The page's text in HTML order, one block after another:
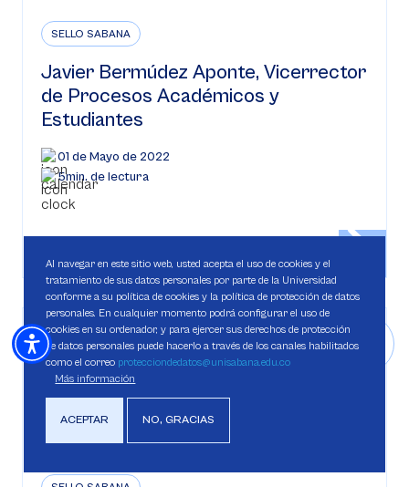
SELLO SABANA
Javier Bermúdez Aponte, Vicerrector
de Procesos Académicos y
Estudiantes
01 de Mayo de 2022
5min. de lectura
Al navegar en este sitio web, usted acepta el uso de cookies y el
tratamiento de sus datos personales por parte de la Universidad
conforme a su política de cookies y la política de protección de datos
personales. En cualquier momento podrá configurar el uso de
cookies en su ordenador, y para ejercer sus derechos de protección
de datos personales puede hacerlo a través de los canales habilitados
como el correo protecciondedatos@unisabana.edu.co
Más información
ACEPTAR NO, GRACIAS